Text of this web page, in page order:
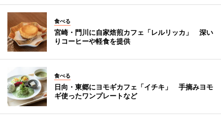
食べる
宮崎・門川に自家焙煎カフェ「レルリッカ」 深い
りコーヒーや軽食を提供
食べる
日向・東郷にヨモギカフェ「イチキ」 手摘みヨモ
ギ使ったワンプレートなど